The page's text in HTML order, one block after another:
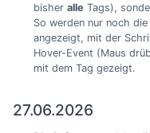
bisher alleTags),
So werden nur noch
angezeigt, mit der
Hover-Event (Maus
mit dem Tag gezeigt.
27.06.2026